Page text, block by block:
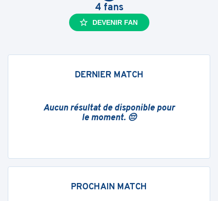
4 fans
DEVENIR FAN
DERNIER MATCH
Aucun résultat de disponible pour
le moment. 😔
PROCHAIN MATCH